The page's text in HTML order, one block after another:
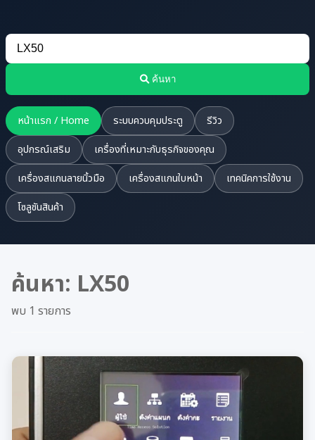
ค้นหา
หน้าแรก / Home ระบบควบคุมประตู
รีวิว
อุปกรณ์เสริม
เครื่องที่เหมาะกับธุรกิจของคุณ
เครื่องสแกนลายนิ้วมือ
เครื่องสแกนใบหน้า
เทคนิคการใช้งาน
โซลูชันสินค้า
ค้นหา: LX50
พบ 1 รายการ